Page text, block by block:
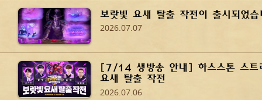
보랏빛 요새 탈출 작전이 출시되었습
2026.07.07
[7/14 생방송 안내] 하스스톤 스트
요새 탈출 작전
2026.07.06